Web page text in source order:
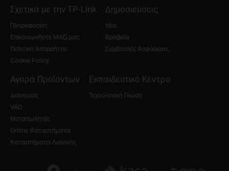
Σχετικά με την TP-Link
Πληροφορίες
Επικοινωνήστε Μαζί μας
Πολιτική Απορρήτου
Cookie Policy
Δημοσιεύσεις
Νέα
Βραβεία
Συμβουλές Ασφάλειας
Αγορά Προϊόντων
Διανομείς
VAD
Μεταπωλητές
Online Καταστήματα
Καταστήματα Λιανικής
Εκπαιδευτικό Κέντρο
Τεχνολογική Γνώση